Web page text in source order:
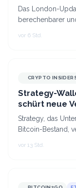
Das London-
berechenbarer
machen. Die
vor 6 Std.
CRYPTO
Strategy-
schürt neue
Strategy, das
Bitcoin-Bestand,
vor 13 Std.